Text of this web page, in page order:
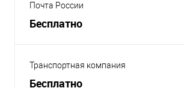
Почта России
Бесплатно
Транспортная компания
Бесплатно